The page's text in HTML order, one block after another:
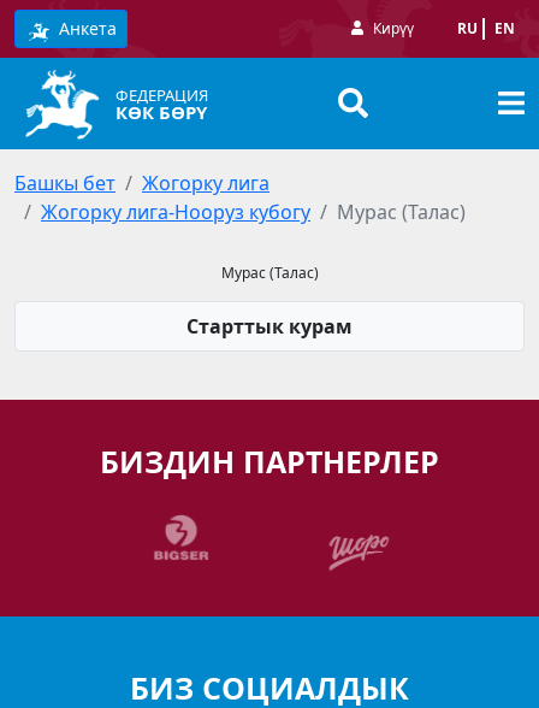
Анкета Кирүү RU EN
ФЕДЕРАЦИЯ
КӨК БӨРҮ
Башкы бет
Жогорку лига
Жогорку лига-Нооруз кубогу
Мурас (Талас)
Мурас (Талас)
Старттык курам
БИЗДИН ПАРТНЕРЛЕР
БИЗ СОЦИАЛДЫК